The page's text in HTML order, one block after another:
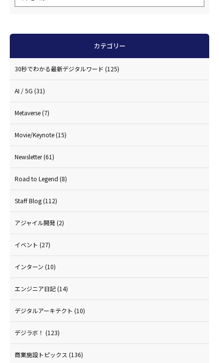
カテゴリー
30秒でわかる最新デジタルワード (125)
AI / 5G (31)
Metaverse(7)
Movie/Keynote(15)
Newsletter(61)
Road to Legend (8)
Staff Blog(112)
アジャイル開発(2)
イベント (27)
インターン (10)
エンジニア日記(14)
デジタルアーキテクト (10)
デジラボ！ (123)
商業施設トピックス (136)